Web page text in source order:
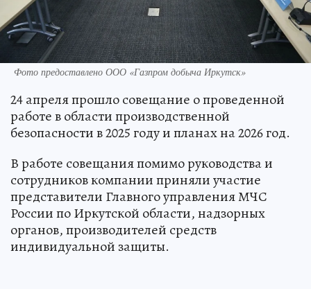
Фото предоставлено ООО «Газпром добыча Иркутск»
24 апреля прошло совещание о проведенной
работе в области производственной
безопасности в 2025 году и планах на 2026 год.
В работе совещания помимо руководства и
сотрудников компании приняли участие
представители Главного управления МЧС
России по Иркутской области, надзорных
органов, производителей средств